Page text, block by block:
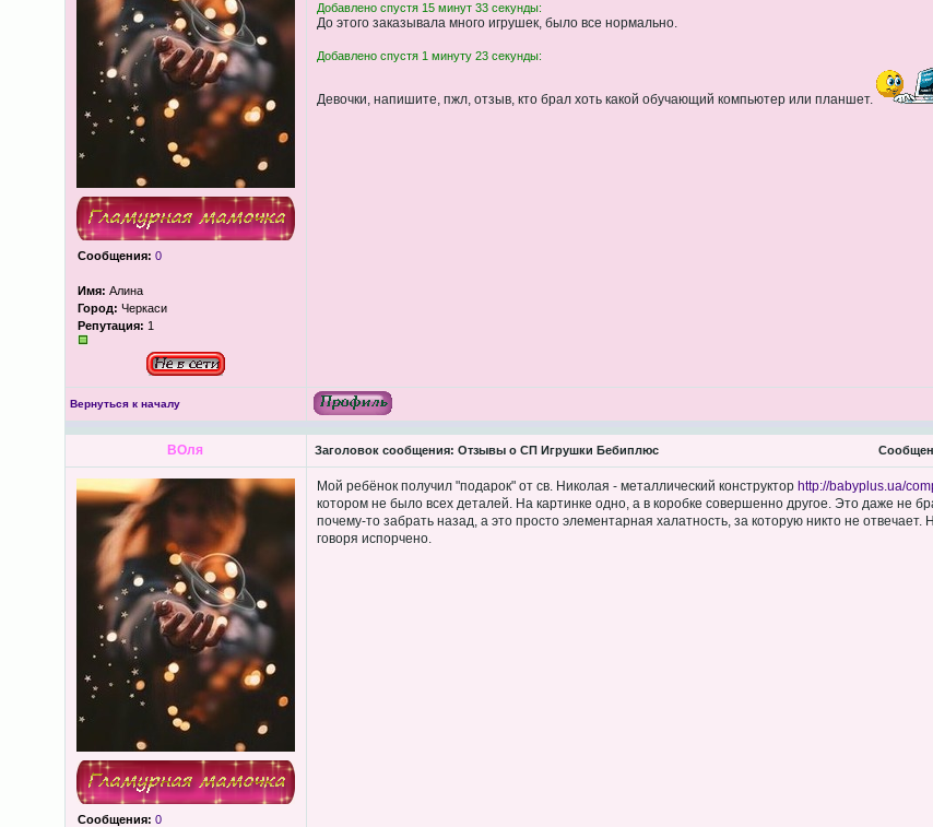
Сообщения: 0
Имя: Алина
Город: Черкаси
Репутация: 1
Добавлено спустя 15 минут 33 секунды:
До этого заказывала много игрушек, было все нормально.
Добавлено спустя 1 минуту 23 секунды:
Девочки, напишите, пжл, отзыв, кто брал хоть какой обучающий компьютер или планшет.
Вернуться к началу
ВОля Заголовок сообщения: Отзывы о СП Игрушки Бебиплюс
Сообщения: 0
Мой ребёнок получил "подарок" от св. Николая - металлический конструктор http://babyplus.ua/
котором не было всех деталей. На картинке одно, а в коробке совершенно другое. Это даже не
почему-то забрать назад, а это просто элементарная халатность, за которую никто не
говоря испорчено.